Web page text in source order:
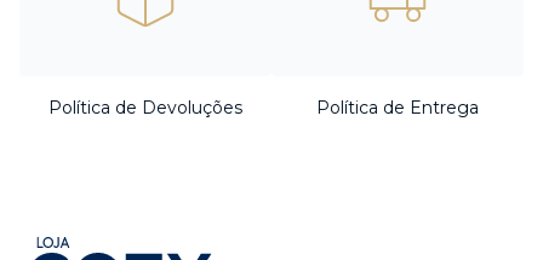
Política de Devoluções Política de Entrega